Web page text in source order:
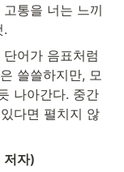
통을 너는 느끼
.
어가 음표처럼
쓸쓸하지만, 모
나아간다. 중간
다면 펼치지 않
저자)